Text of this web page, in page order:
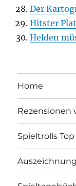
Der
Hitster
Helden
Home
Rezensionen
Spieltrolls Top